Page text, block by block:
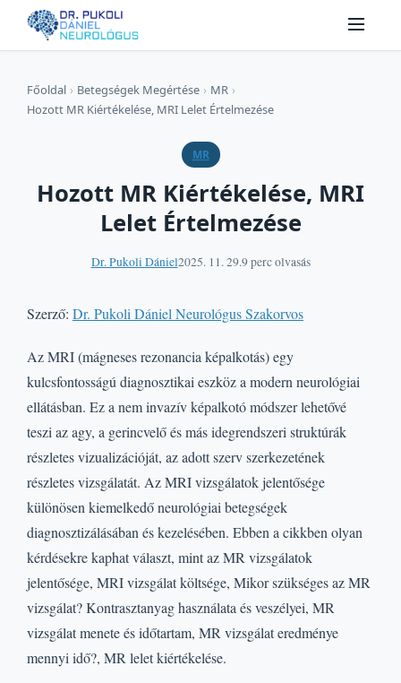
Főoldal › Betegségek Megértése › MR ›
Hozott MR Kiértékelése, MRI Lelet Értelmezése
MR
Hozott MR Kiértékelése, MRI
Lelet Értelmezése
Dr. Pukoli Dániel2025. 11. 29.9 perc olvasás
Szerző: Dr. Pukoli Dániel Neurológus Szakorvos
Az MRI (mágneses rezonancia képalkotás) egy
kulcsfontosságú diagnosztikai eszköz a modern neurológiai
ellátásban. Ez a nem invazív képalkotó módszer lehetővé
teszi az agy, a gerincvelő és más idegrendszeri struktúrák
részletes vizualizációját, az adott szerv szerkezetének
részletes vizsgálatát. Az MRI vizsgálatok jelentősége
különösen kiemelkedő neurológiai betegségek
diagnosztizálásában és kezelésében. Ebben a cikkben olyan
kérdésekre kaphat választ, mint az MR vizsgálatok
jelentősége, MRI vizsgálat költsége, Mikor szükséges az MR
vizsgálat? Kontrasztanyag használata és veszélyei, MR
vizsgálat menete és időtartam, MR vizsgálat eredménye
mennyi idő?, MR lelet kiértékelése.